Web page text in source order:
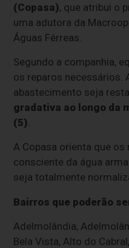
(Copasa), que atribui o
uma adutora da
Águas Férreas.
Segundo a companhia,
os reparos necessários.
abastecimento seja
gradativa ao longo da
(5)
A Copasa orienta que
consciente da água
seja totalmente
Bairros que poderão
Adelmolândia,
Bela Vista, Alto do